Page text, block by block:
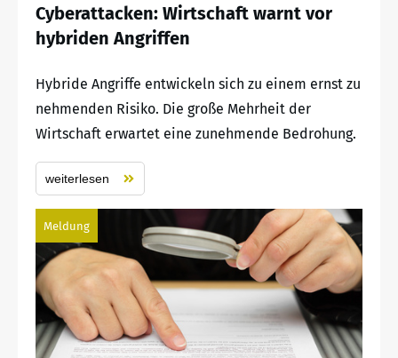
Cyberattacken: Wirtschaft warnt vor
hybriden Angriffen
Hybride Angriffe entwickeln sich zu einem ernst zu
nehmenden Risiko. Die große Mehrheit der
Wirtschaft erwartet eine zunehmende Bedrohung.
weiterlesen
Meldung